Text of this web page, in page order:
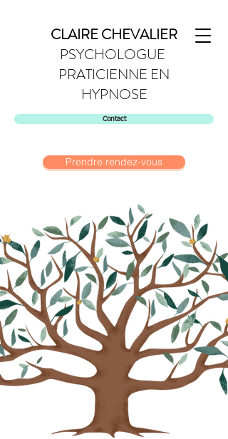
CLAIRE CHEVALIER
PSYCHOLOGUE
PRATICIENNE EN
HYPNOSE
Contact
Prendre rendez-vous